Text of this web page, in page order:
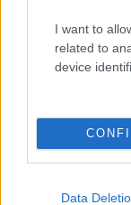
I want to
related to
device
Data